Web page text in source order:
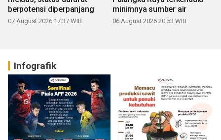
berpotensi diperpanjang
07 August 2026 17:37 WIB
minimnya sumber air
06 August 2026 20:53 WIB
Infografik